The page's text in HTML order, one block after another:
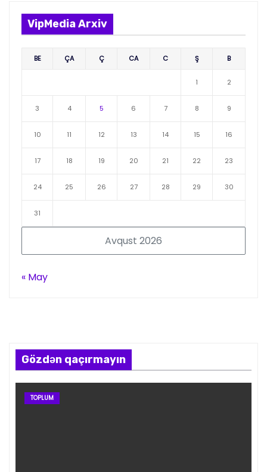
VipMedia Arxiv
Avqust 2026
BE ÇA Ç CA C Ş B
1 2
3 4 5 6 7 8 9
10 11 12 13 14 15 16
17 18 19 20 21 22 23
24 25 26 27 28 29 30
31
« May
Gözdən qaçırmayın
TOPLUM